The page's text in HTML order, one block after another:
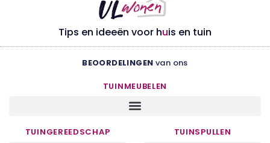
Tips en ideeën voor huis en tuin
BEOORDELINGEN van ons
TUINMEUBELEN
TUINGEREEDSCHAP TUINSPULLEN